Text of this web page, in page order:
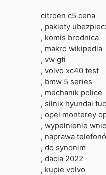
citroen c5 cena
, pakiety
, komis brodnica
, makro wikipedia
, vw gti
, volvo xc40 test
, bmw 5 series
, mechanik police
, silnik hyundai
, opel monterey
, wypełnienie
, naprawa
, do synonim
, dacia 2022
, kupie volvo